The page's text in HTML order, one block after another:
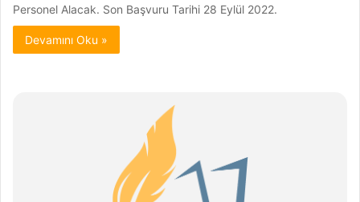
Personel Alacak. Son Başvuru Tarihi 28 Eylül 2022.
Devamını Oku »